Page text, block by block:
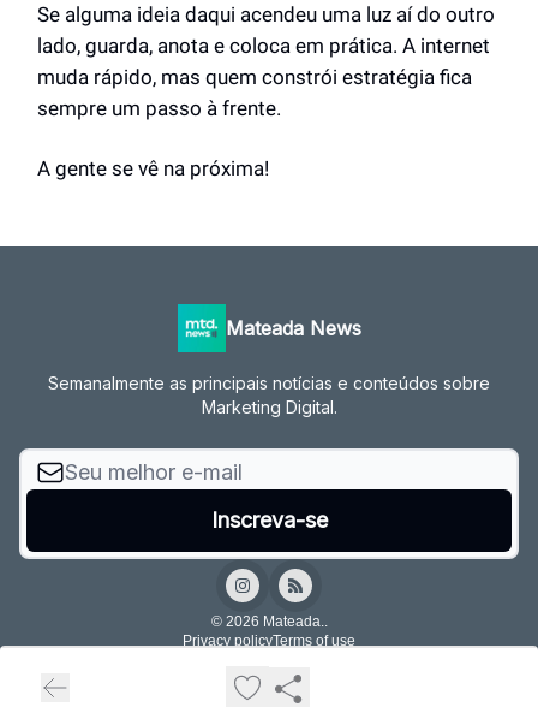
Se alguma ideia daqui acendeu uma luz aí do outro
lado, guarda, anota e coloca em prática. A internet
muda rápido, mas quem constrói estratégia fica
sempre um passo à frente.
A gente se vê na próxima!
Mateada News
Semanalmente as principais notícias e conteúdos sobre
Marketing Digital.
© 2026 Mateada..
Privacy policyTerms of use
Powered by beehiiv